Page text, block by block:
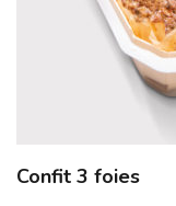
Confit 3 foies